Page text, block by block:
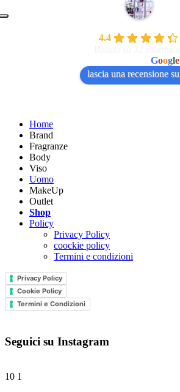
4.4
Google
lascia una recensione su
Home
Brand
Fragranze
Body
Viso
Uomo
MakeUp
Outlet
Shop
Policy
Privacy Policy
coockie policy
Termini e condizioni
Privacy Policy
Cookie Policy
Termini e Condizioni
Seguici su Instagram
10 1